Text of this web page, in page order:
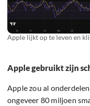
Apple lijkt op te leven en
Apple gebruikt zijn
Apple zou al
ongeveer 80 miljoen